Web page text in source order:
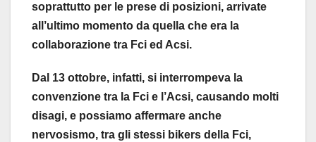
soprattutto per le prese di posizioni, arrivate
all’ultimo momento da quella che era la
collaborazione tra Fci ed Acsi.
Dal 13 ottobre, infatti, si interrompeva la
convenzione tra la Fci e l’Acsi, causando molti
disagi, e possiamo affermare anche
nervosismo, tra gli stessi bikers della Fci,